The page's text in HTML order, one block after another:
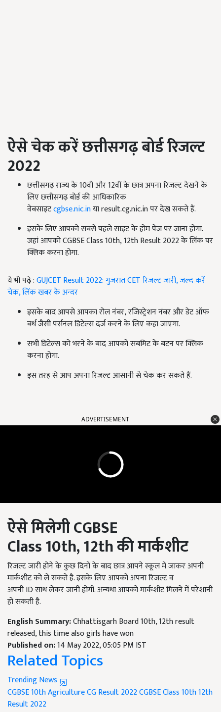
ऐसे चेक करें छत्तीसगढ़ बोर्ड रिजल्ट
2022
छत्तीसगढ़ राज्य के 10वीं और12वीं के छात्र अपना रिजल्ट देखने के
लिए छत्तीसगढ़ बोर्ड की आधिकारिक
वेबसाइटcgbse.nic.inया result.cg.nic.in पर देख सकते हैं.
इसके लिए आपको सबसे पहले साइट के होम पेज पर जाना होगा.
जहां आपको CGBSE Class 10th, 12th Result 2022के लिंक पर
क्लिक करना होगा.
ये भी पढ़े :GUJCET Result 2022: गुजरात CET रिजल्ट जारी, जल्द करें
चेक, लिंक खबर के अन्दर
इसके बाद आपसे आपका रोल नंबर, रजिस्ट्रेशन नंबर और डेट ऑफ
बर्थ जैसी पर्सनल डिटेल्स दर्ज करने के लिए कहा जाएगा.
सभी डिटेल्स को भरने के बाद आपको सबमिट के बटन पर क्लिक
करना होगा.
इस तरह से आप अपना रिजल्ट आसानी से चेक कर सकते हैं.
ADVERTISEMENT
ऐसे मिलेगीCGBSE
Class10th,12thकी मार्कशीट
रिजल्ट जारी होने के कुछ दिनों के बाद छात्र आपने स्कूल में जाकर अपनी
मार्कशीट को ले सकते है. इसके लिए आपको अपना रिजल्ट व
अपनी ID साथ लेकर जानी होगी. अन्यथा आपको मार्कशीट मिलने में परेशानी
हो सकती है.
English Summary:Chhattisgarh Board 10th, 12th result
released, this time also girls have won
Published on:14 May 2022, 05:05 PM IST
Related Topics
Trending News
CGBSE 10thAgricultureCG Result 2022CGBSE Class 10th12th
Result 2022